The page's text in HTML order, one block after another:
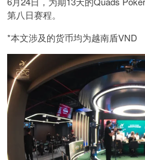
第八日赛程。
*本文涉及的货币均为越南盾VND